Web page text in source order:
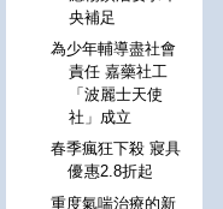
央補足
為少年輔導盡社會
責任 嘉藥社工
「波麗士天使
社」成立
春季瘋狂下殺 寢具
優惠2.8折起
重度氣喘治療的新